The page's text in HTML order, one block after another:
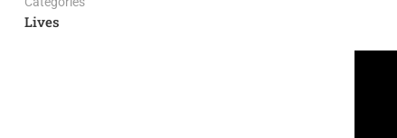
Lives